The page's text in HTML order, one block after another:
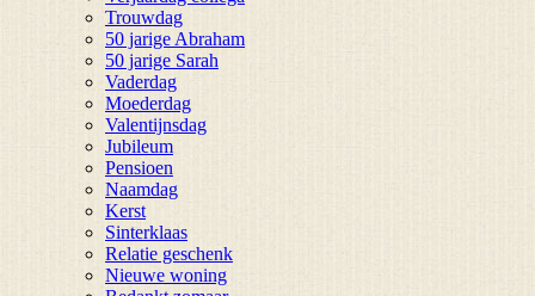
Trouwdag
50 jarige Abraham
50 jarige Sarah
Vaderdag
Moederdag
Valentijnsdag
Jubileum
Pensioen
Naamdag
Kerst
Sinterklaas
Relatie geschenk
Nieuwe woning